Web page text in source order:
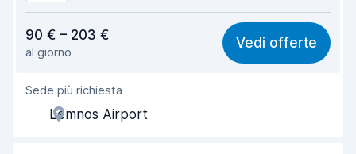
8,5
Facile da trovare 8,9
Gentilezza degli agenti
Rapidità del ritiro
90 € – 203 €
al giorno
Vedi offerte
Sede più richiesta
Lemnos Airport